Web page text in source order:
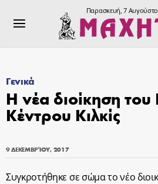
Παρασκευή, 7
Γενικά
Η νέα διοίκηση του
Κέντρου Κιλκίς
9 ΔΕΚΕΜΒΡΊΟΥ, 2017
Συγκροτήθηκε σε σώμα το νέο